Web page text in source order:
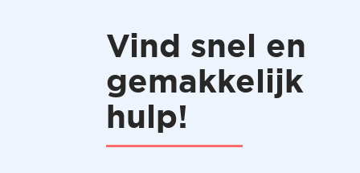
Vind snel en
gemakkelijk
hulp!